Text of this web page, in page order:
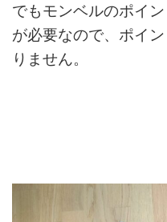
でもモンベルのポイ
が必要なので、ポイ
りません。